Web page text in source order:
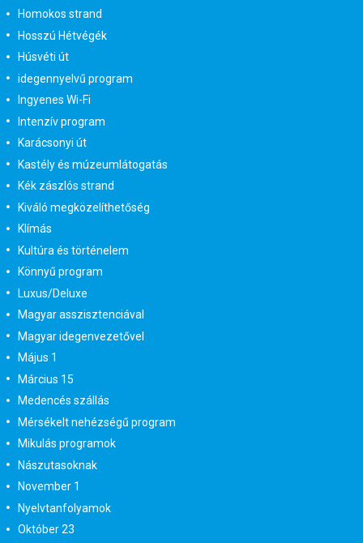
Homokos strand
Hosszú Hétvégék
Húsvéti út
idegennyelvű program
Ingyenes Wi-Fi
Intenzív program
Karácsonyi út
Kastély és múzeumlátogatás
Kék zászlós strand
Kiváló megközelíthetőség
Klímás
Kultúra és történelem
Könnyű program
Luxus/Deluxe
Magyar asszisztenciával
Magyar idegenvezetővel
Május 1
Március 15
Medencés szállás
Mérsékelt nehézségű program
Mikulás programok
Nászutasoknak
November 1
Nyelvtanfolyamok
Október 23